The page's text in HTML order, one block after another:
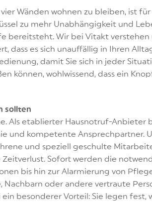
Wänden wohnen zu bleiben, ist
zu mehr Unabhängigkeit und
bereitsteht. Wir bei Vitakt
dass es sich unauffällig in Ihren
damit Sie sich in jeder
können, wohlwissend, dass ein
sollten
Als etablierter Hausnotruf-
und kompetente Ansprechpartner.
und speziell geschulte
Sofort werden die
bis hin zur Alarmierung von
oder andere vertraute
besonderer Vorteil: Sie legen